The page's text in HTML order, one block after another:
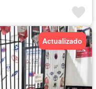
Actualizado